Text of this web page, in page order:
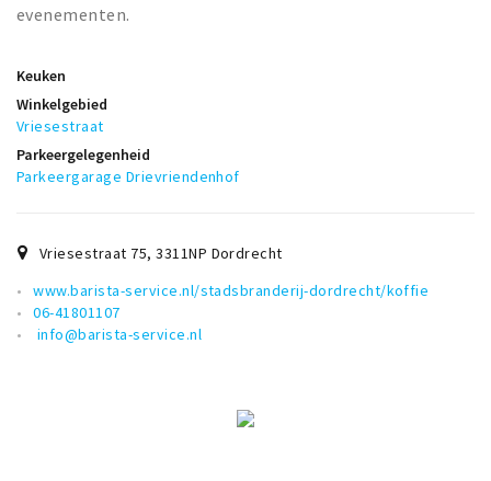
evenementen.
Keuken
Winkelgebied
Vriesestraat
Parkeergelegenheid
Parkeergarage Drievriendenhof
Vriesestraat 75,3311NP Dordrecht
www.barista-service.nl/stadsbranderij-dordrecht/koffie
06-41801107
info@barista-service.nl